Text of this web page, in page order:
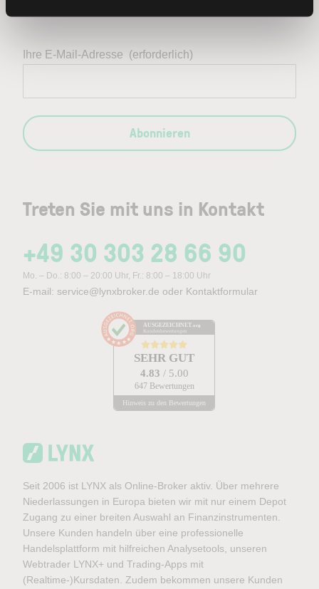
Treten Sie mit uns in Kontakt
+49 30 303 28 66 90
Mo. – Do.: 8:00 – 20:00 Uhr, Fr.: 8:00 – 18:00 Uhr
E-mail: service@lynxbroker.de oder Kontaktformular
AUSGEZEICHNET .org
Kundenbewertungen
SEHR GUT
4.83 / 5.00
647 Bewertungen
Hinweis zu den Bewertungen
Ihre E-Mail-Adresse (erforderlich)
Abonnieren
Seit 2006 ist LYNX als Online-Broker aktiv. Über mehrere
Niederlassungen in Europa bieten wir mit nur einem Depot
Zugang zu einer breiten Auswahl an Finanzinstrumenten.
Unsere Kunden handeln über eine professionelle
Handelsplattform mit hilfreichen Analysetools, unseren
Webtrader LYNX+ und Trading-Apps mit
(Realtime-)Kursdaten. Zudem bekommen unsere Kunden